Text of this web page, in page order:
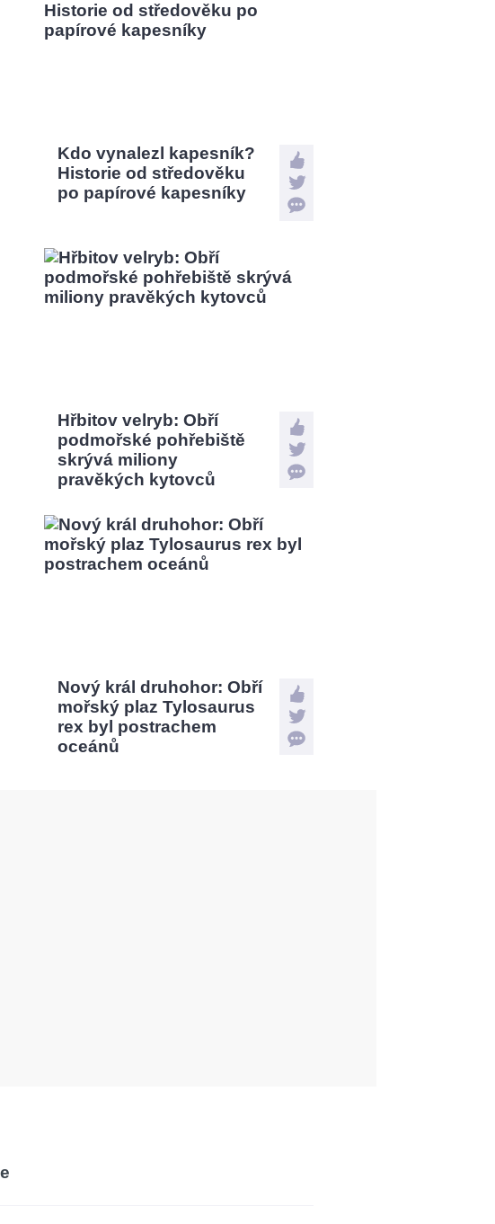
Kdo vynalezl kapesník?
Historie od středověku
po papírové kapesníky
Hřbitov velryb: Obří
podmořské pohřebiště
skrývá miliony
pravěkých kytovců
Nový král druhohor: Obří
mořský plaz Tylosaurus
rex byl postrachem
oceánů